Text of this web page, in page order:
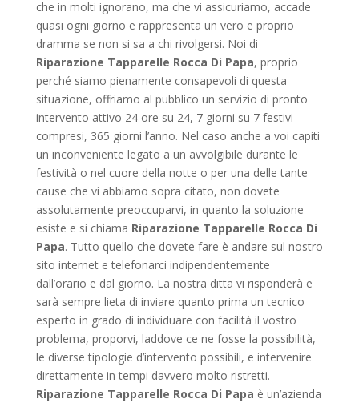
che in molti ignorano, ma che vi assicuriamo, accade
quasi ogni giorno e rappresenta un vero e proprio
dramma se non si sa a chi rivolgersi. Noi di
Riparazione Tapparelle Rocca Di Papa, proprio
perché siamo pienamente consapevoli di questa
situazione, offriamo al pubblico un servizio di pronto
intervento attivo 24 ore su 24, 7 giorni su 7 festivi
compresi, 365 giorni l’anno. Nel caso anche a voi capiti
un inconveniente legato a un avvolgibile durante le
festività o nel cuore della notte o per una delle tante
cause che vi abbiamo sopra citato, non dovete
assolutamente preoccuparvi, in quanto la soluzione
esiste e si chiama Riparazione Tapparelle Rocca Di
Papa. Tutto quello che dovete fare è andare sul nostro
sito internet e telefonarci indipendentemente
dall’orario e dal giorno. La nostra ditta vi risponderà e
sarà sempre lieta di inviare quanto prima un tecnico
esperto in grado di individuare con facilità il vostro
problema, proporvi, laddove ce ne fosse la possibilità,
le diverse tipologie d’intervento possibili, e intervenire
direttamente in tempi davvero molto ristretti.
Riparazione Tapparelle Rocca Di Papa è un’azienda